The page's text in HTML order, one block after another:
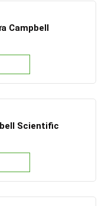
Campbell
Scientific